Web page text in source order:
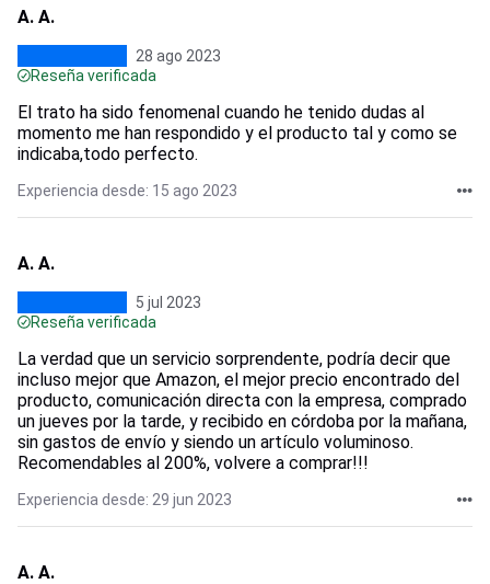
A. A.
28 ago 2023
Reseña verificada
El trato ha sido fenomenal cuando he tenido dudas al
momento me han respondido y el producto tal y como se
indicaba,todo perfecto.
Experiencia desde: 15 ago 2023
A. A.
5 jul 2023
Reseña verificada
La verdad que un servicio sorprendente, podría decir que
incluso mejor que Amazon, el mejor precio encontrado del
producto, comunicación directa con la empresa, comprado
un jueves por la tarde, y recibido en córdoba por la mañana,
sin gastos de envío y siendo un artículo voluminoso.
Recomendables al 200%, volvere a comprar!!!
Experiencia desde: 29 jun 2023
A. A.